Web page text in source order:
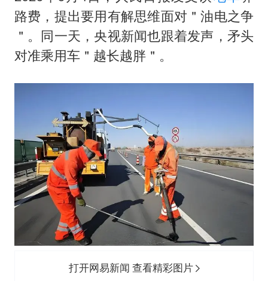
路费，提出要用有解思维面对＂油电之争
＂。同一天，央视新闻也跟着发声，矛头
对准乘用车＂越长越胖＂。
打开网易新闻 查看精彩图片